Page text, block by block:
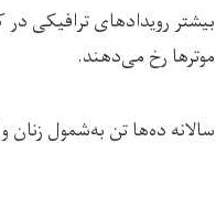
بیشتر رویدادهای ترافیکی
موترها رخ می‌دهند.
سالانه ده‌ها تن به‌شمول